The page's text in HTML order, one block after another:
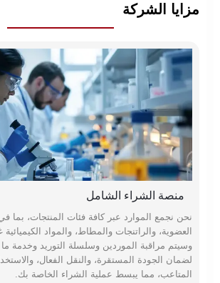
مزايا الشركة
منصة الشراء الشامل
نحن نجمع الموارد عبر كافة فئات المنتجات، بما
العضوية، والراتنجات والمطاط، والمواد الكيميائية
وسيتم مراقبة الموردين وسلسلة التوريد وخدمة ما
لضمان الجودة المستقرة، والنقل الفعال،
المتاعب، مما يبسط عملية الشراء الخاصة بك.